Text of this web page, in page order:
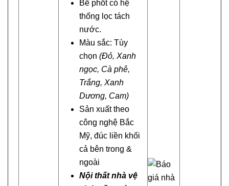
Bể phốt có hệ
thống lọc tách
nước.
Màu sắc: Tùy
chọn (Đỏ, Xanh
ngọc, Cà phê,
Trắng, Xanh
Dương, Cam)
Sản xuất theo
công nghệ Bắc
Mỹ, đúc liền khối
cả bên trong &
ngoài
Nội thất nhà vệ